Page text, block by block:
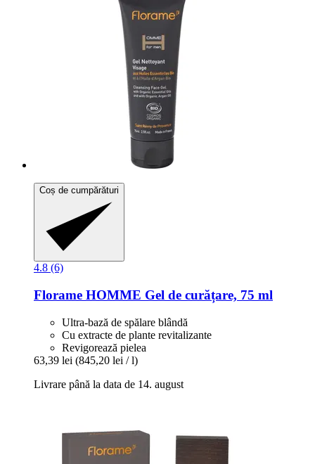
Coș de cumpărături
4.8 (6)
Florame HOMME Gel de curățare, 75 ml
Ultra-bază de spălare blândă
Cu extracte de plante revitalizante
Revigorează pielea
63,39 lei (845,20 lei / l)
Livrare până la data de 14. august